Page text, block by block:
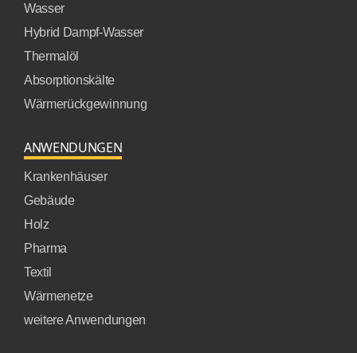
Wasser
Hybrid Dampf-Wasser
Thermalöl
Absorptionskälte
Wärmerückgewinnung
ANWENDUNGEN
Krankenhäuser
Gebäude
Holz
Pharma
Textil
Wärmenetze
weitere Anwendungen